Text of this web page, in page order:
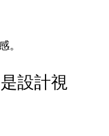
設計視